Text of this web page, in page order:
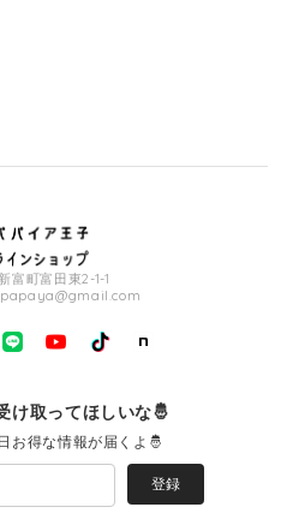
富町富田東2-1-1
け取ってほしいな🤴
お得な情報が届くよ🤴
登録